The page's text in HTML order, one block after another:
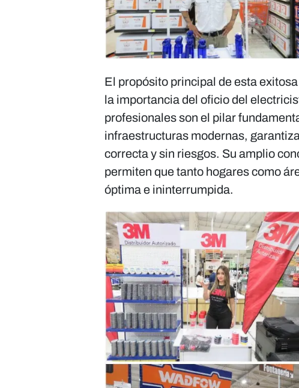
El propósito principal de esta
la importancia del oficio del
profesionales son el pilar
infraestructuras modernas,
correcta y sin riesgos. Su amplio
permiten que tanto hogares como
óptima e ininterrumpida.